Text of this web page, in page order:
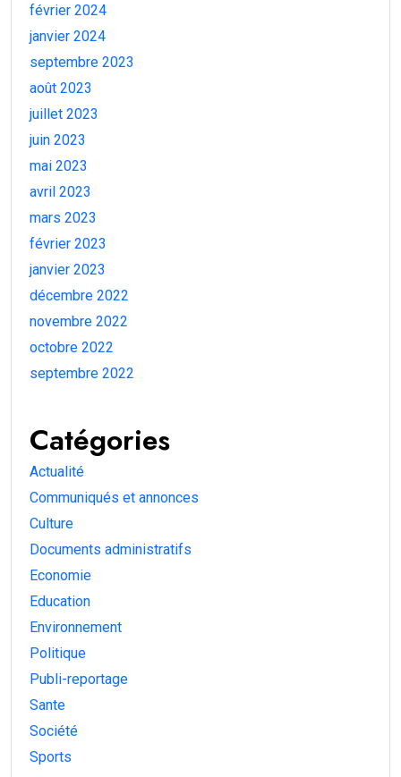
février 2024
janvier 2024
septembre 2023
août 2023
juillet 2023
juin 2023
mai 2023
avril 2023
mars 2023
février 2023
janvier 2023
décembre 2022
novembre 2022
octobre 2022
septembre 2022
Catégories
Actualité
Communiqués et annonces
Culture
Documents administratifs
Economie
Education
Environnement
Politique
Publi-reportage
Sante
Société
Sports